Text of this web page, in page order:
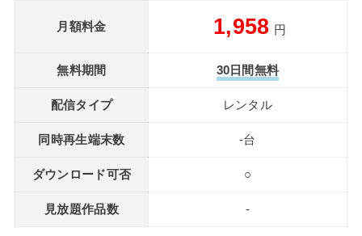
月額料金 1,958 円
無料期間 30日間無料
配信タイプ レンタル
同時再生端末数 -台
ダウンロード可否 ○
見放題作品数 -